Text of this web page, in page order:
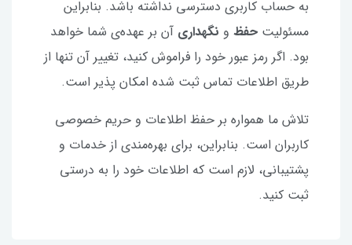
به حساب کاربری دسترسی نداشته باشد. بنابراین
مسئولیت حفظ و نگهداری آن بر عهده‌ی شما خواهد
بود. اگر رمز عبور خود را فراموش کنید، تغییر آن تنها از
طریق اطلاعات تماس ثبت شده امکان پذیر است.
تلاش ما همواره بر حفظ اطلاعات و حریم خصوصی
کاربران است. بنابراین، برای بهره‌مندی از خدمات و
پشتیبانی، لازم است که اطلاعات خود را به درستی
ثبت کنید.